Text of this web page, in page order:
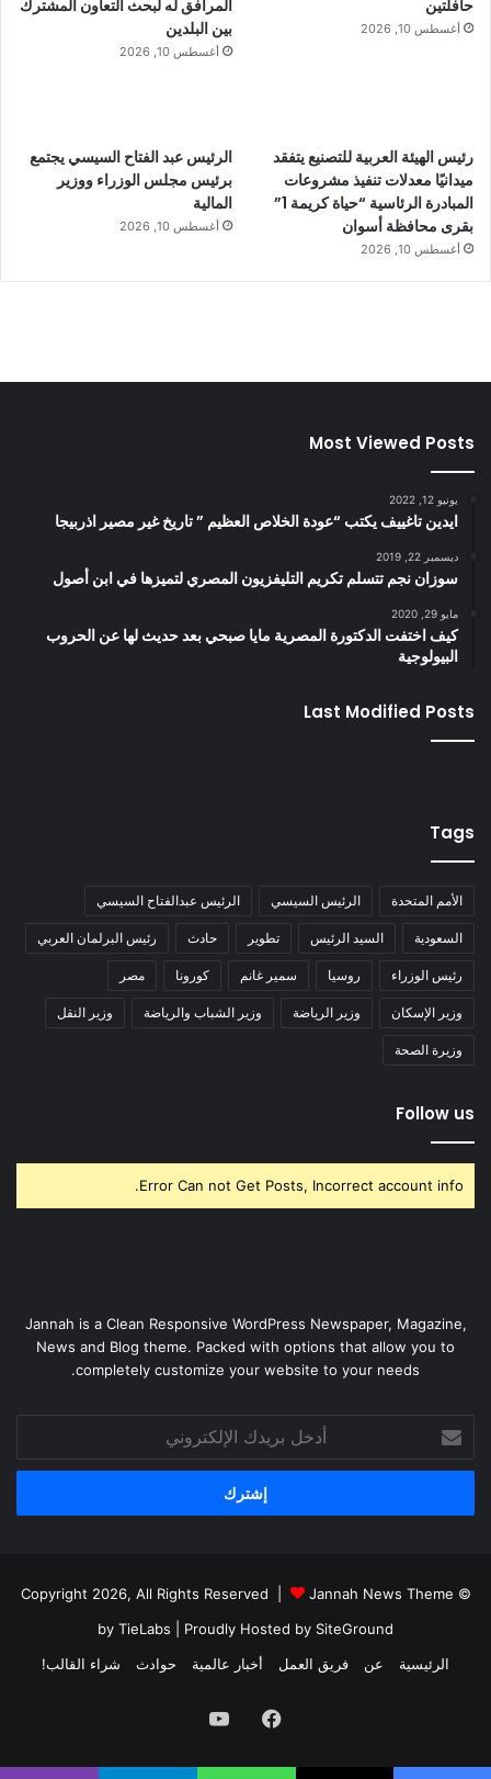
حافلتين
أغسطس 10, 2026
المرافق له لبحث التعاون المشترك
بين البلدين
أغسطس 10, 2026
رئيس الهيئة العربية للتصنيع يتفقد
ميدانيًا معدلات تنفيذ مشروعات
المبادرة الرئاسية “حياة كريمة 1”
بقرى محافظة أسوان
أغسطس 10, 2026
الرئيس عبد الفتاح السيسي يجتمع
برئيس مجلس الوزراء ووزير
المالية
أغسطس 10, 2026
Most Viewed Posts
يونيو 12, 2022
ايدين تاغييف يكتب “عودة الخلاص العظيم ” تاريخ غير مصير اذربيجا
ديسمبر 22, 2019
سوزان نجم تتسلم تكريم التليفزيون المصري لتميزها في ابن أصول
مايو 29, 2020
كيف اختفت الدكتورة المصرية مايا صبحي بعد حديث لها عن الحروب
البيولوجية
Last Modified Posts
Tags
الأمم المتحدة الرئيس السيسي الرئيس عبدالفتاح السيسي
السعودية السيد الرئيس تطوير حادث رئيس البرلمان العربي
رئيس الوزراء روسيا سمير غانم كورونا مصر
وزير الإسكان وزير الرياضة وزير الشباب والرياضة وزير النقل
وزيرة الصحة
Follow us
Error Can not Get Posts, Incorrect account info.
Jannah is a Clean Responsive WordPress Newspaper, Magazine,
News and Blog theme. Packed with options that allow you to
completely customize your website to your needs.
بريدك
الإلكتروني
© Copyright 2026, All Rights Reserved |
Jannah News Theme
by TieLabs | Proudly Hosted by SiteGround
الرئيسية
عن فريق العمل أخبار عالمية حوادث شراء القالب!
فيسبوك